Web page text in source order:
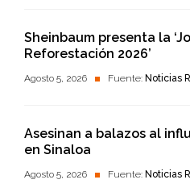
Sheinbaum presenta la
Reforestación 2026’
Agosto 5, 2026 Fuente: Noticias
Asesinan a balazos al
en Sinaloa
Agosto 5, 2026 Fuente: Noticias